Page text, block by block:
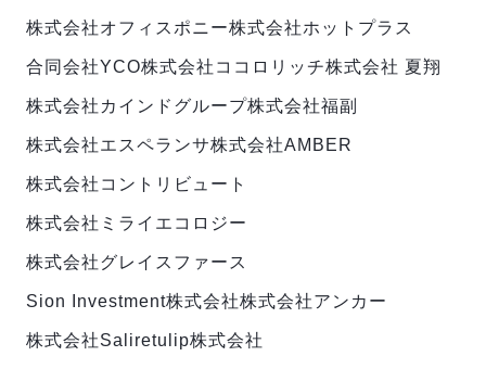
株式会社オフィスポニー株式会社ホットプラス
合同会社YCO株式会社ココロリッチ株式会社 夏翔
株式会社カインドグループ株式会社福副
株式会社エスペランサ株式会社AMBER
株式会社コントリビュート
株式会社ミライエコロジー
株式会社グレイスファース
Sion Investment株式会社株式会社アンカー
株式会社Saliretulip株式会社